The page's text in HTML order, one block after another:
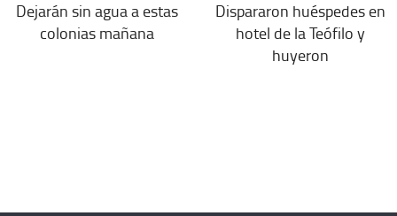
Dejarán sin agua a estas
colonias mañana
Dispararon huéspedes en
hotel de la Teófilo y
huyeron